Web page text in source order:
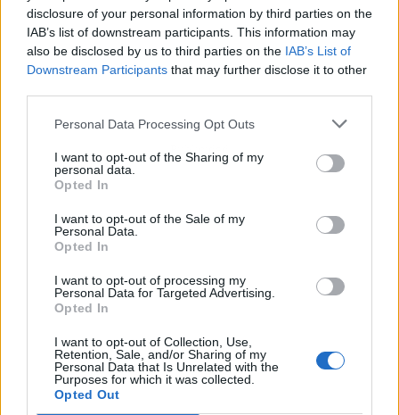
disclosure of your personal information by third parties on the
IAB’s list of downstream participants. This information may
also be disclosed by us to third parties on the IAB’s List of
Downstream Participants that may further disclose it to other
Personal Data Processing Opt Outs
I want to opt-out of the Sharing of my
personal data.
Opted In
I want to opt-out of the Sale of my
Personal Data.
Opted In
I want to opt-out of processing my
Personal Data for Targeted Advertising.
Opted In
I want to opt-out of Collection, Use,
Retention, Sale, and/or Sharing of my
Personal Data that Is Unrelated with the
Purposes for which it was collected.
Opted Out
Publicidad